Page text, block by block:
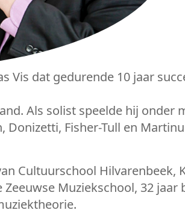
Vis dat gedurende 10 jaar
Als solist speelde hij onder
Donizetti, Fisher-Tull en
Cultuurschool Hilvarenbeek,
Muziekschool, 32 jaar